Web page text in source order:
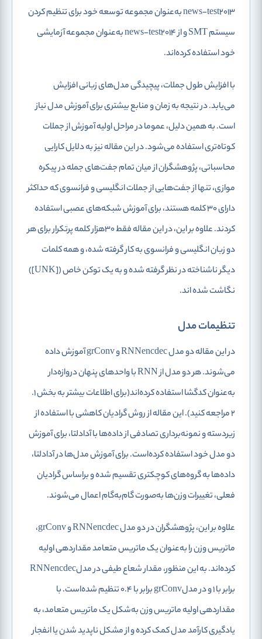
news-test2013 به‌عنوان مجموعه توسعه خود برای تنظیم کردن
سیستم SMT و از news-test2014 به‌عنوان مجموعه آزمایشی
خود استفاده کرده‌اند.
با افزایش طول جملات، پیچیدگی مدل‌های زبانی افزایش
می‌یابد. در نتیجه به زمان و منابع بیشتری برای آموزش مدل نیاز
است. به همین دلیل، عموما در مراحل اولیه آموزش از جملات
کوتاه‌تری استفاده می‌شود. در این مقاله نیز به دلایل کارایی
محاسباتی، پژوهشگران از میان تمام جفت‌های جمله در پیکره
موازی، تنها از جفت‌هایی از جملات انگلیسی و فرانسوی که حداکثر
دارای 30 کلمه هستند، برای آموزش شبکه‌های عصبی استفاده
کردند. علاوه بر این، در این مقاله فقط 30هزار کلمه پرتکرار برای هر
دو زبان انگلیسی و فرانسوی به کار گرفته شده، و همه کلمات
دیگر ناشناخته در نظر گرفته شده و به یک توکن خاص ([UNK])
نگاشت شده اند.
تنظیمات مدل
در این مقاله دو مدل RNNencdec و grConv آموزش داده
می‌شوند. هر دو مدل از RNN با واحدهای پنهان دروازه‌دار
به‌عنوان کدگشا استفاده کرده‌اند(برای اطلاعات بیشتر به بخش 1.
2 مراجعه کنید). این مقاله از روش گرادیان کاهشی با استفاده از
زیردسته و نمونه‌برداری تصادفی از داده‌ها با آدادلتا، برای آموزش
دو مدل خود استفاده کرده‌است. برای آموزش مدل‌ها در آدادلتا،
داده‌ها به گروه‌های کوچکتری تقسیم شده و براساس گرادیان
فعلی، تغییرات وزن‌ها به‌صورت گام‌به‌گام اعمال می‌شوند.
علاوه بر این، پژوهشگران در دو مدل RNNencdec و grConv،
ماتریس وزن را به‌عنوان یک ماتریس متعامد مقداردهی اولیه
کرده‌اند. به این منظور، مقدار شعاع طیفی در مدلRNNencdec
برابر با 1 و در مدلgrConv برابر با 0.4 تنظیم شده‌است. با
مقداردهی اولیه ماتریس وزن به‌شکل یک ماتریس متعامد، به
یادگیری کارآمد مدل کمک کرده و از مشکل ناپدید شدن یا انفجار